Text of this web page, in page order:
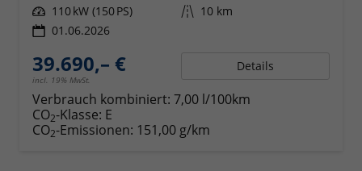
Leistung 110 kW (150 PS) Kilometerstand 10 km
01.06.2026
39.690,– €
incl. 19% MwSt.
Details
Verbrauch kombiniert: 7,00 l/100km
CO2-Klasse: E
CO2-Emissionen: 151,00 g/km